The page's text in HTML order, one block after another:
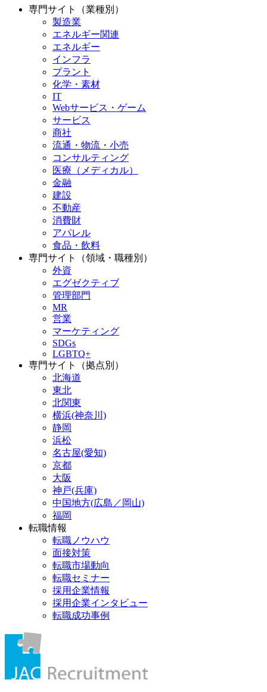
専門サイト（業種別）
製造業
エネルギー関連
エネルギー
インフラ
プラント
化学・素材
IT
Webサービス・ゲーム
サービス
商社
流通・物流・小売
コンサルティング
医療（メディカル）
金融
建設
不動産
消費財
アパレル
食品・飲料
専門サイト（領域・職種別）
外資
エグゼクティブ
管理部門
MR
営業
マーケティング
SDGs
LGBTQ+
専門サイト（拠点別）
北海道
東北
北関東
横浜(神奈川)
静岡
浜松
名古屋(愛知)
京都
大阪
神戸(兵庫)
中国地方(広島／岡山)
福岡
転職情報
転職ノウハウ
面接対策
転職市場動向
転職セミナー
採用企業情報
採用企業インタビュー
転職成功事例